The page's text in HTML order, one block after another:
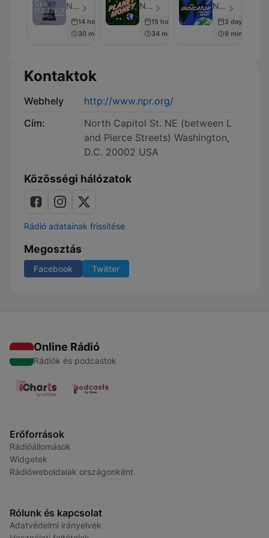
Politics
Podcast
NPR - Epizód 1755
14 hours ago
30 min
NPR - Epizód 357
15 hours ago
34 min
from
Planet
Money
NPR - Epizód 302
3 days ago
9 min
Kontaktok
Webhely
http://www.npr.org/
Cím:
North Capitol St. NE (between L
and Pierce Streets) Washington,
D.C. 20002 USA
Közösségi hálózatok
Rádió adatainak frissítése
Megosztás
Facebook Twitter
Online Rádió
Rádiók és podcastok
Erőforrások
Rádióállomások
Widgetek
Rádióweboldalak országonként
Rólunk és kapcsolat
Adatvédelmi irányelvek